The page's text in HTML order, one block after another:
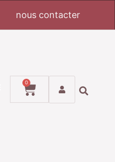
nous contacter
0